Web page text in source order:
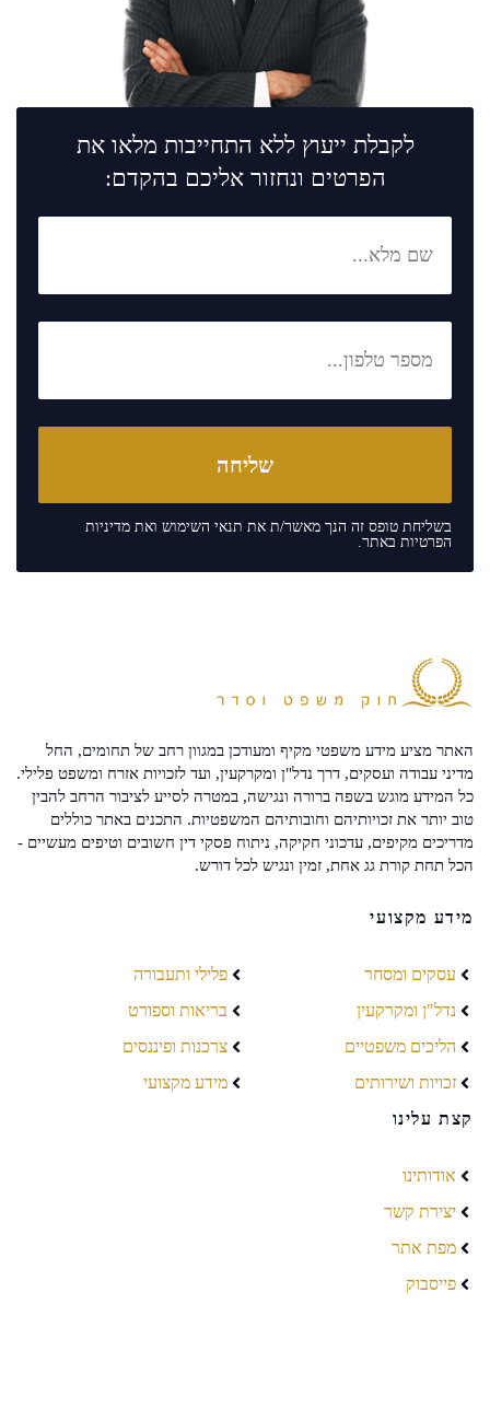
לקבלת ייעוץ ללא התחייבות מלאו את
הפרטים ונחזור אליכם בהקדם:
בשליחת טופס זה הנך מאשר/ת את תנאי השימוש ואת מדיניות
הפרטיות באתר.
האתר מציע מידע משפטי מקיף ומעודכן במגוון רחב של תחומים, החל
מדיני עבודה ועסקים, דרך נדל"ן ומקרקעין, ועד לזכויות אזרח ומשפט פלילי.
כל המידע מוגש בשפה ברורה ונגישה, במטרה לסייע לציבור הרחב להבין
טוב יותר את זכויותיהם וחובותיהם המשפטיות. התכנים באתר כוללים
מדריכים מקיפים, עדכוני חקיקה, ניתוח פסקי דין חשובים וטיפים מעשיים -
הכל תחת קורת גג אחת, זמין ונגיש לכל דורש.
מידע מקצועי
עסקים ומסחר
נדל"ן ומקרקעין
הליכים משפטיים
זכויות ושירותים
פלילי ותעבורה
בריאות וספורט
צרכנות ופיננסים
מידע מקצועי
קצת עלינו
אודותינו
יצירת קשר
מפת אתר
פייסבוק